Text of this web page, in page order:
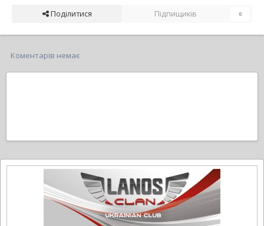
Поділитися Підпищиків 0
Коментарів немає